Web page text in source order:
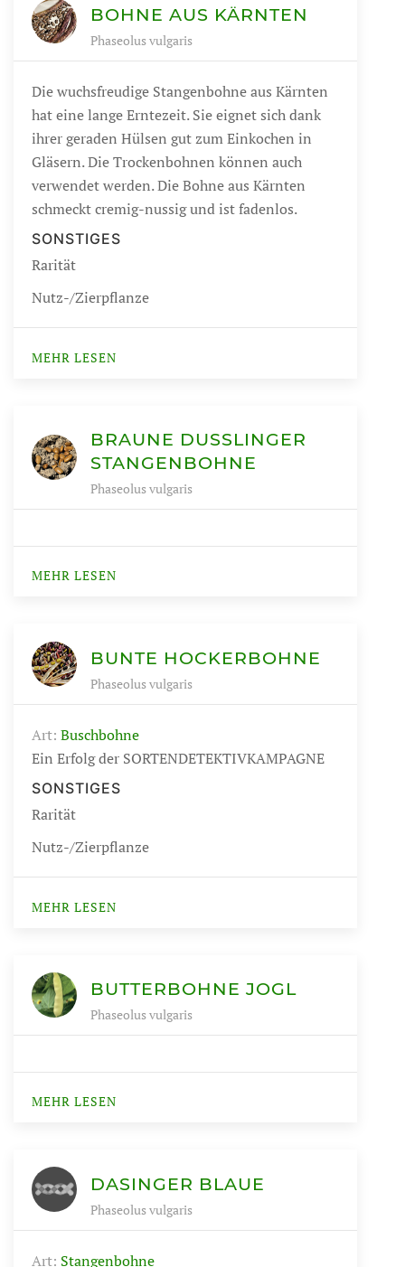
BOHNE AUS KÄRNTEN
Phaseolus vulgaris
Die wuchsfreudige Stangenbohne aus Kärnten
hat eine lange Erntezeit. Sie eignet sich dank
ihrer geraden Hülsen gut zum Einkochen in
Gläsern. Die Trockenbohnen können auch
verwendet werden. Die Bohne aus Kärnten
schmeckt cremig-nussig und ist fadenlos.
SONSTIGES
Rarität
Nutz-/Zierpflanze
MEHR LESEN
BRAUNE DUSSLINGER S
TANGENBOHNE
Phaseolus vulgaris
MEHR LESEN
BUNTE HOCKERBOHNE
Phaseolus vulgaris
Art: Buschbohne
Ein Erfolg der SORTENDETEKTIVKAMPAGNE
SONSTIGES
Rarität
Nutz-/Zierpflanze
MEHR LESEN
BUTTERBOHNE JOGL
Phaseolus vulgaris
MEHR LESEN
DASINGER BLAUE
Phaseolus vulgaris
Art: Stangenbohne